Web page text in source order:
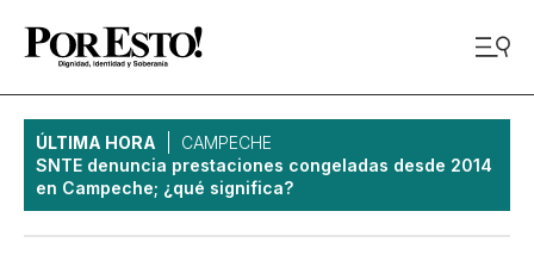
ÚLTIMA HORA
CAMPECHE
SNTE denuncia prestaciones congeladas desde 2014
en Campeche; ¿qué significa?